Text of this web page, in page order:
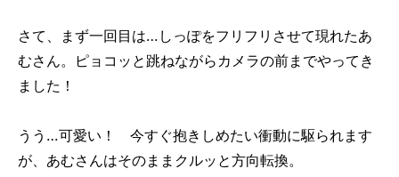
さて、まず一回目は…しっぽをフリフリさせて現れたあ
むさん。ピョコッと跳ねながらカメラの前までやってき
ました！
うう…可愛い！ 今すぐ抱きしめたい衝動に駆られます
が、あむさんはそのままクルッと方向転換。